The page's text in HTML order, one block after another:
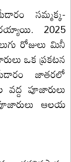
సమ్మక్క-
2025
రోజులు మినీ
ఒక ప్రకటన
జాతరలో
వద్ద పూజారులు
ఆలయ